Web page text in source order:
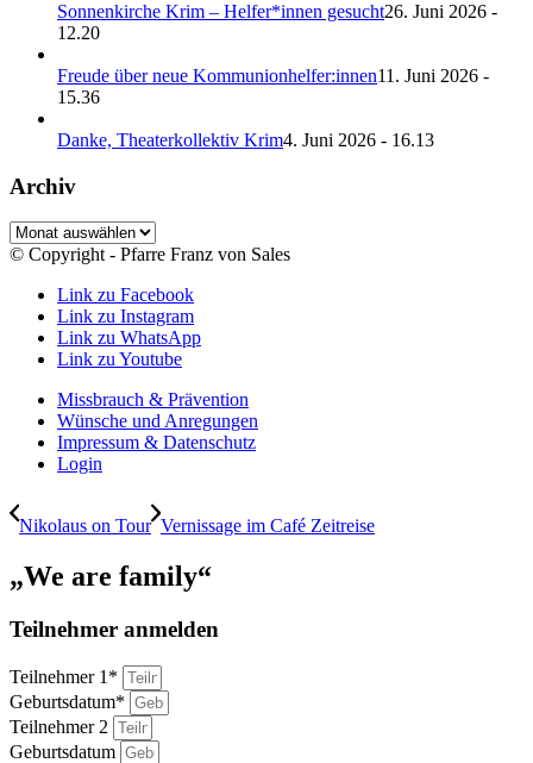
Sonnenkirche Krim – Helfer*innen gesucht26. Juni 2026 -
12.20
Freude über neue Kommunionhelfer:innen11. Juni 2026 -
15.36
Danke, Theaterkollektiv Krim4. Juni 2026 - 16.13
Archiv
Archiv
© Copyright - Pfarre Franz von Sales
Link zu Facebook
Link zu Instagram
Link zu WhatsApp
Link zu Youtube
Missbrauch & Prävention
Wünsche und Anregungen
Impressum & Datenschutz
Login
Nikolaus on Tour Vernissage im Café Zeitreise
„We are family“
Teilnehmer anmelden
Teilnehmer 1*
Geburtsdatum*
Teilnehmer 2
Geburtsdatum